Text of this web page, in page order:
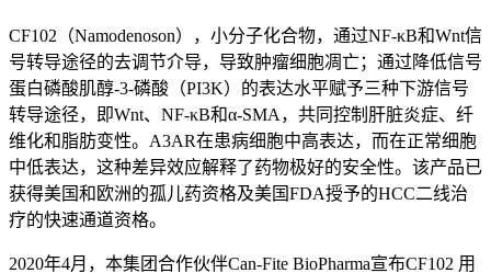
CF102（Namodenoson），小分子化合物，通过NF-κB和Wnt信
号转导途径的去调节介导，导致肿瘤细胞凋亡；通过降低信号
蛋白磷酸肌醇-3-磷酸（PI3K）的表达水平赋予三种下游信号
转导途径，即Wnt、NF-κB和α-SMA，共同控制肝脏炎症、纤
维化和脂肪变性。A3AR在患病细胞中高表达，而在正常细胞
中低表达，这种差异效应解释了药物极好的安全性。该产品已
获得美国和欧洲的孤儿药资格及美国FDA授予的HCC二线治
疗的快速通道资格。
2020年4月，本集团合作伙伴Can-Fite BioPharma宣布CF102 用